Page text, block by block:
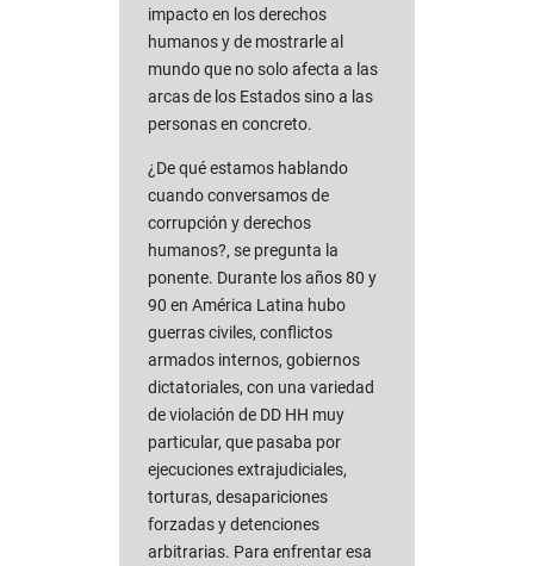
impacto en los derechos
humanos y de mostrarle al
mundo que no solo afecta a las
arcas de los Estados sino a las
personas en concreto.
¿De qué estamos hablando
cuando conversamos de
corrupción y derechos
humanos?, se pregunta la
ponente. Durante los años 80 y
90 en América Latina hubo
guerras civiles, conflictos
armados internos, gobiernos
dictatoriales, con una variedad
de violación de DD HH muy
particular, que pasaba por
ejecuciones extrajudiciales,
torturas, desapariciones
forzadas y detenciones
arbitrarias. Para enfrentar esa